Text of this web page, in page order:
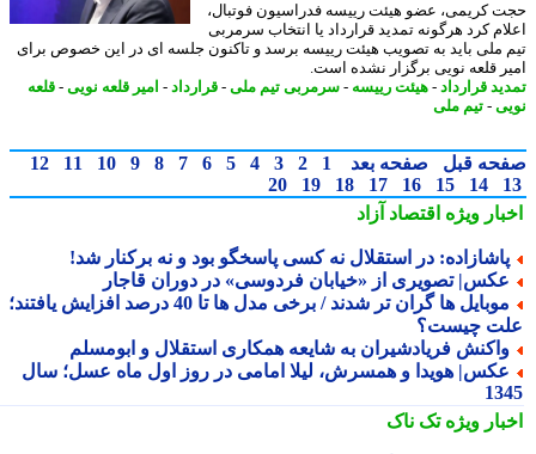
کریمی، عضو هیئت رییسه فدراسیون فوتبال،
کرد هرگونه تمدید قرارداد یا انتخاب سرمربی
ملی باید به تصویب هیئت رییسه برسد و تاکنون جلسه ای در این خصوص برای
قلعه نویی برگزار نشده است.
قرارداد -هیئت رییسه-سرمربی تیم ملی -قرارداد -امیر قلعه نویی-قلعه
-تیم ملی
قبل صفحه بعد 1
2
3
4
5
6
7
8
9
10
11
12
14
15
16
17
18
19
20
ویژهاقتصاد آزاد
در استقلال نه کسی پاسخگو بود و نه برکنار شد!
تصویری از «خیابان فردوسی» در دوران قاجار
موبایل ها گران تر شدند / برخی مدل ها تا 40 درصد افزایش یافتند؛
چیست؟
فریادشیران به شایعه همکاری استقلال و ابومسلم
هویدا و همسرش، لیلا امامی در روز اول ماه عسل؛ سال
ویژهتک ناک